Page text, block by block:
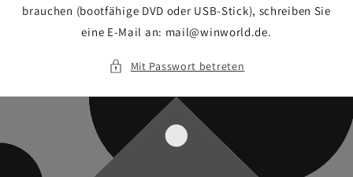
brauchen (bootfähige DVD oder USB-Stick), schreiben Sie
eine E-Mail an: mail@winworld.de.
Mit Passwort betreten